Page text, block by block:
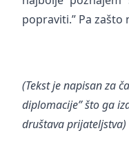
popraviti.” Pa zašto
(Tekst je napisan za
diplomacije” što ga
društava prijateljstva)